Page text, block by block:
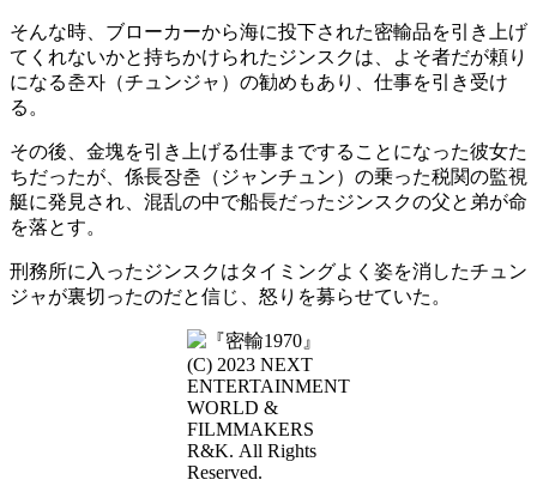
そんな時、ブローカーから海に投下された密輸品を引き上げ
てくれないかと持ちかけられたジンスクは、よそ者だが頼り
になる춘자（チュンジャ）の勧めもあり、仕事を引き受け
る。
その後、金塊を引き上げる仕事まですることになった彼女た
ちだったが、係長장춘（ジャンチュン）の乗った税関の監視
艇に発見され、混乱の中で船長だったジンスクの父と弟が命
を落とす。
刑務所に入ったジンスクはタイミングよく姿を消したチュン
ジャが裏切ったのだと信じ、怒りを募らせていた。
(C) 2023 NEXT
ENTERTAINMENT
WORLD &
FILMMAKERS
R&K. All Rights
Reserved.